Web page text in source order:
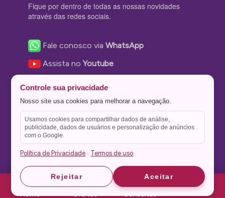
Home Ofertas Consultas
Fique por dentro de todas as nossas novidades
através das redes sociais.
Fale conosco viaWhatsApp
Assista noYoutube
Nos siga no Instagram
Nos siga noTwitter
Salve no
Theme Stone Blog Powered byWordPress
Controle sua privacidade
Nosso site usa cookies para melhorar a navegação.
Usamos cookies para compartilhar dados de análise,
publicidade, dados de usuários e personalização de anúncios
com o Google.
Política de Privacidade · Termos de uso
Rejeitar Aceitar